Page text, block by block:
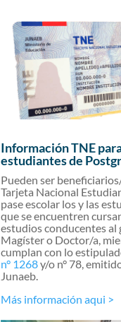
Información TNE
estudiantes de
Pueden ser
Tarjeta Nacional
pase escolar los y las
que se encuentren
estudios conducentes al
Magíster o Doctor/a,
cumplan con lo
n° 1268y/o n° 78,
Junaeb.
Más información aqui >